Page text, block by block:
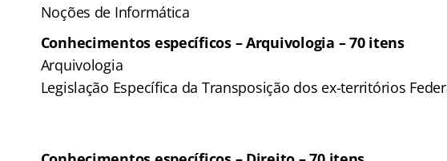
Noções de Informática
Conhecimentos específicos – Arquivologia – 70 itens
Arquivologia
Legislação Específica da Transposição dos ex-territórios